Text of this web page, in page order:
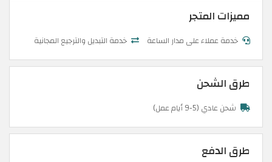
مميزات المتجر
خدمة عملاء على مدار الساعة خدمة التبديل والترجيع المجانية
طرق الشحن
شحن عادي (5-9 أيام عمل)
طرق الدفع